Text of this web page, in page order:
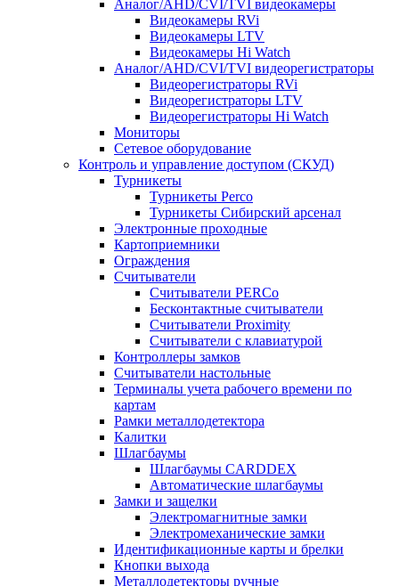
Аналог/AHD/CVI/TVI видеокамеры
Видеокамеры RVi
Видеокамеры LTV
Видеокамеры Hi Watch
Аналог/AHD/CVI/TVI видеорегистраторы
Видеорегистраторы RVi
Видеорегистраторы LTV
Видеорегистраторы Hi Watch
Мониторы
Сетевое оборудование
Контроль и управление доступом (СКУД)
Турникеты
Турникеты Perco
Турникеты Сибирский арсенал
Электронные проходные
Картоприемники
Ограждения
Считыватели
Считыватели PERCo
Бесконтактные считыватели
Считыватели Proximity
Считыватели с клавиатурой
Контроллеры замков
Считыватели настольные
Терминалы учета рабочего времени по
картам
Рамки металлодетектора
Калитки
Шлагбаумы
Шлагбаумы CARDDEX
Автоматические шлагбаумы
Замки и защелки
Электромагнитные замки
Электромеханические замки
Идентификационные карты и брелки
Кнопки выхода
Металлодетекторы ручные